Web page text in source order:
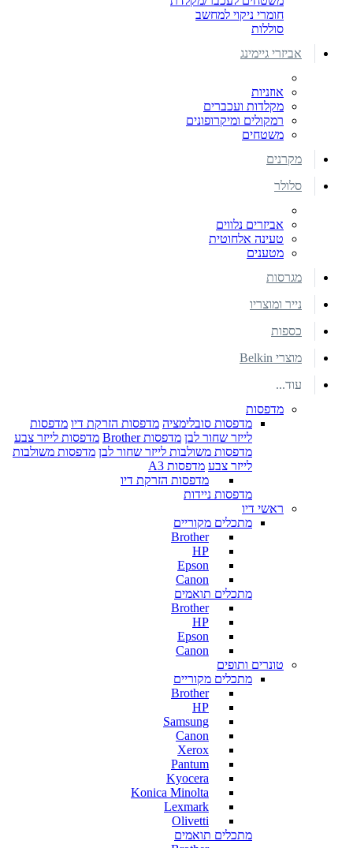
חומרי ניקוי למחשב
סוללות
אביזרי גיימינג
אוזניות
מקלדות ועכברים
רמקולים ומיקרופונים
משטחים
מקרנים
סלולר
אביזרים נלווים
טעינה אלחוטית
מטענים
מגרסות
נייר ומוצריו
כספות
מוצרי Belkin
עוד...
מדפסות
מדפסות סובלימציה מדפסות הזרקת דיו מדפסות
לייזר שחור לבן מדפסות Brother
מדפסות לייזר צבע
מדפסות משולבות לייזר שחור לבן מדפסות משולבות
לייזר צבע מדפסות A3
מדפסות הזרקת דיו
מדפסות ניידות
ראשי דיו
מתכלים מקוריים
Brother
HP
Epson
Canon
מתכלים תואמים
Brother
HP
Epson
Canon
טונרים ותופים
מתכלים מקוריים
Brother
HP
Samsung
Canon
Xerox
Pantum
Kyocera
Konica Minolta
Lexmark
Olivetti
מתכלים תואמים